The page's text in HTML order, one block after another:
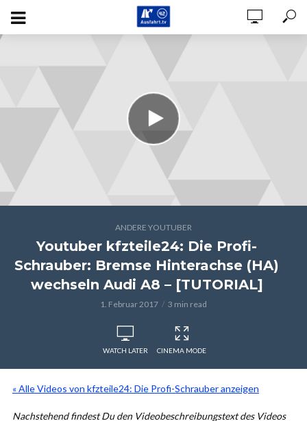
ANDERE YOUTUBER
Youtuber kfzteile24: Die Profi-
Schrauber: Bremse Hinterachse (HA)
wechseln Audi A8 – [TUTORIAL]
1. Februar 2017 3 min read
WATCH LATER CINEMA MODE
« Alle Videos von kfzteile24: Die Profi-Schrauber anzeigen
Nachstehend findest Du den Videobeschreibungstext des Videos